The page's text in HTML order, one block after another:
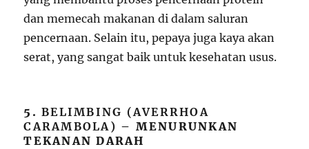
dan memecah makanan di dalam saluran
pencernaan. Selain itu, pepaya juga kaya akan
serat, yang sangat baik untuk kesehatan usus.
5.BELIMBING (AVERRHOA
CARAMBOLA) – MENURUNKAN
TEKANAN DARAH